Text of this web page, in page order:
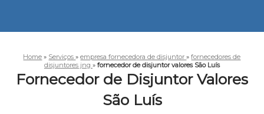
Home » Serviços»empresa fornecedora de disjuntor»fornecedores de
disjuntores jng » fornecedor de disjuntor valores São Luís
Fornecedor de Disjuntor Valores
São Luís